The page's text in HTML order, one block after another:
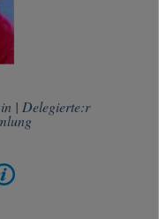
| Delegierte:r